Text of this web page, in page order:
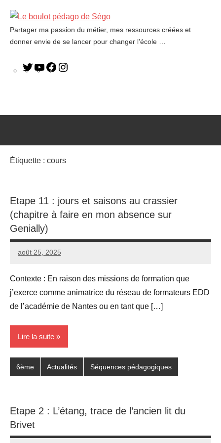
Le
boulot
Partager ma passion du métier, mes ressources créées et
donner envie de se lancer pour changer l’école …
Étiquette : cours
Etape 11 : jours et saisons au crassier
(chapitre à faire en mon absence sur
Genially)
août 25, 2025
Seg0_La_Vraie
Aucun
Contexte : En raison des missions de formation que
j’exerce comme animatrice du réseau de formateurs EDD
de l’académie de Nantes ou en tant que […]
Lire la suite
6ème Actualités Séquences pédagogiques
Etape 2 : L’étang, trace de l’ancien lit du
Brivet